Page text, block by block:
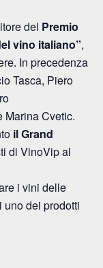
del Premio
vino italiano”,
In precedenza
Tasca, Piero
Marina Cvetic.
il Grand
di VinoVip al
i vini delle
uno dei prodotti